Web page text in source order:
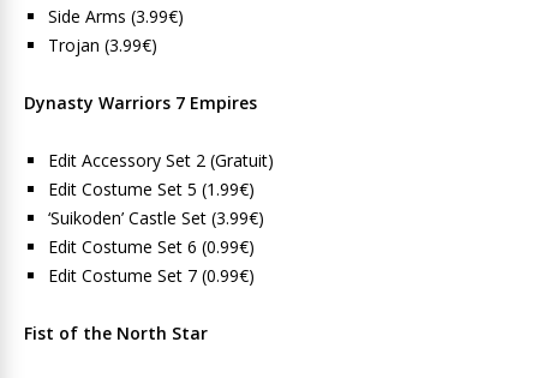
Side Arms (3.99€)
Trojan (3.99€)
Dynasty Warriors 7 Empires
Edit Accessory Set 2 (Gratuit)
Edit Costume Set 5 (1.99€)
‘Suikoden’ Castle Set (3.99€)
Edit Costume Set 6 (0.99€)
Edit Costume Set 7 (0.99€)
Fist of the North Star